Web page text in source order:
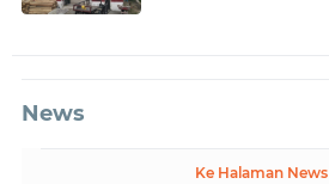
News
Ke Halaman News